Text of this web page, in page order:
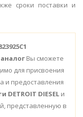
сроки поставки и
Вы сможете
для присвоения
и предоставления
DETROIT DIESEL и
представленную в